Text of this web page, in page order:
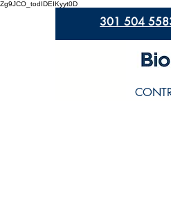
Zg9JCO_todIDEIKyyt0D
301 504